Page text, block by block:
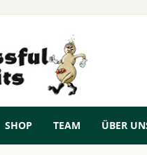
SHOP TEAM ÜBER